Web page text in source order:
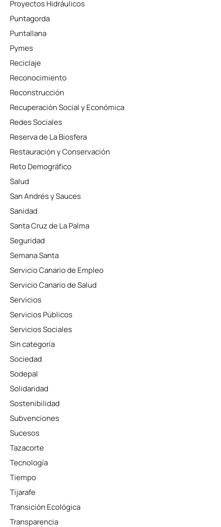
Proyectos Hidráulicos
Puntagorda
Puntallana
Pymes
Reciclaje
Reconocimiento
Reconstrucción
Recuperación Social y Económica
Redes Sociales
Reserva de La Biosfera
Restauración y Conservación
Reto Demográfico
Salud
San Andrés y Sauces
Sanidad
Santa Cruz de La Palma
Seguridad
Semana Santa
Servicio Canario de Empleo
Servicio Canario de Salud
Servicios
Servicios Públicos
Servicios Sociales
Sin categoría
Sociedad
Sodepal
Solidaridad
Sostenibilidad
Subvenciones
Sucesos
Tazacorte
Tecnología
Tiempo
Tijarafe
Transición Ecológica
Transparencia